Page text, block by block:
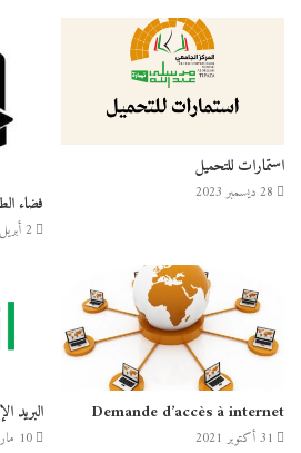
استمارات للتحميل
28 ديسمبر 2023 فضاء
2 أبريل 2022
Demande d’accès à internet
31 أكتوبر 2021
البريد
10 مارس 2021